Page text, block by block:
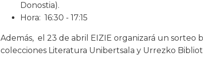
Donostia).
Hora: 16:30 - 17:15
Además, el 23 de abril EIZIE organizará un sorteo
colecciones Literatura Unibertsala y Urrezko